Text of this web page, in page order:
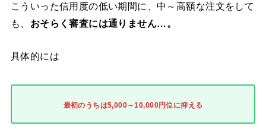
こういった信用度の低い期間に、中～高額な注文をして
も、 おそらく審査には通りません…。
具体的には
最初のうちは5,000～10,000円位に抑える